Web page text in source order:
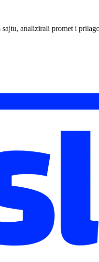
analizirali promet i